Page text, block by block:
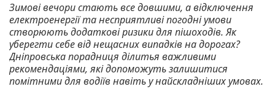
Зимові вечори стають все довшими, а відключення
електроенергії та несприятливі погодні умови
створюють додаткові ризики для пішоходів. Як
уберегти себе від нещасних випадків на дорогах?
Дніпровська порадниця ділитья важливими
рекомендаціями, які допоможуть залишитися
помітними для водіїв навіть у найскладніших умовах.